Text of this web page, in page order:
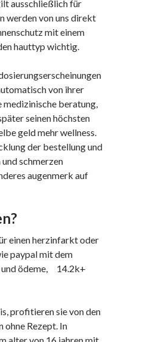
ausschließlich für
werden von uns direkt
mit einem
hauttyp wichtig.
von ihrer
medizinische beratung,
seinen höchsten
geld mehr wellness.
der bestellung und
schmerzen
augenmerk auf
einen herzinfarkt oder
paypal mit dem
ödeme, ⠀14.2k+
profitieren sie von den
ohne Rezept. In